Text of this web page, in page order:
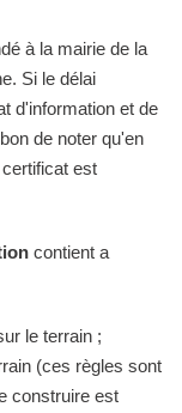
à la mairie de la
Si le délai
d'information et de
de noter qu'en
est
contient a
le terrain ;
(ces règles sont
construire est